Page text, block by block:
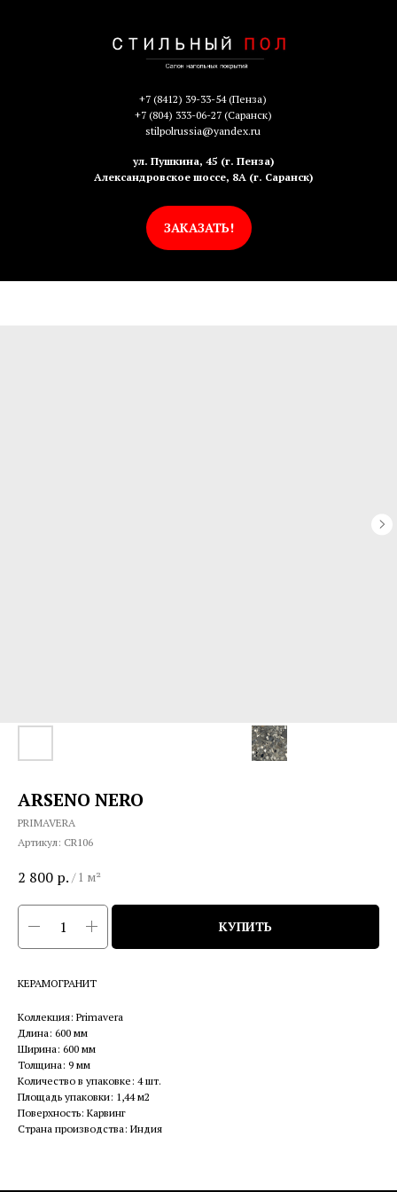
+7 (8412) 39-33-54(Пенза)
+7 (804) 333-06-27(Саранск)
stilpolrussia@yandex.ru
ул. Пушкина, 45 (г. Пенза)
Александровское шоссе, 8А (г. Саранск)
ЗАКАЗАТЬ!
ARSENO NERO
PRIMAVERA
Артикул: CR106
2 800 р. / 1 м²
КУПИТЬ
КЕРАМОГРАНИТ
Коллекция: Primavera
Длина: 600 мм
Ширина: 600 мм
Толщина: 9 мм
Количество в упаковке: 4 шт.
Площадь упаковки: 1,44 м2
Поверхность: Карвинг
Страна производства: Индия